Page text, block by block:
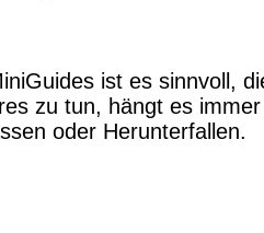
ist es sinnvoll,
zu tun, hängt es
oder Herunterfallen.